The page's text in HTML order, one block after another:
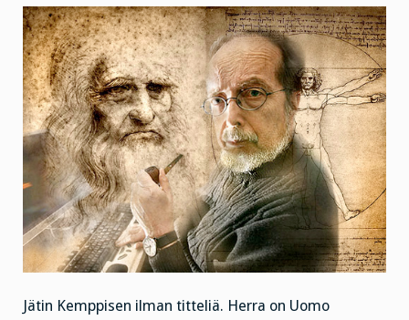
Jätin Kemppisen ilman titteliä. Herra on Uomo